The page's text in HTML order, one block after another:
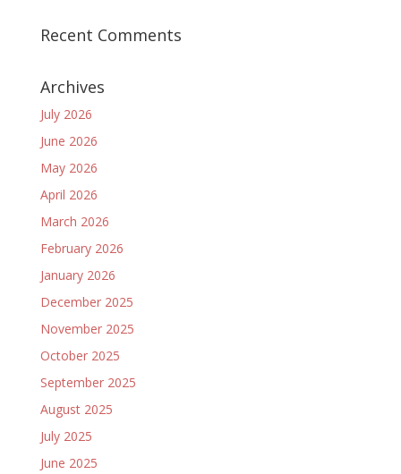
Recent Comments
Archives
July 2026
June 2026
May 2026
April 2026
March 2026
February 2026
January 2026
December 2025
November 2025
October 2025
September 2025
August 2025
July 2025
June 2025